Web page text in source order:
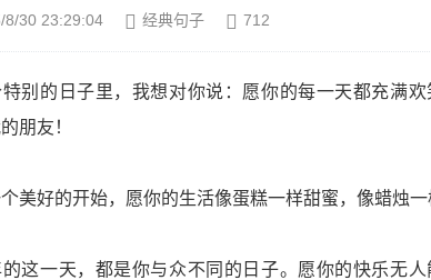
8/30 23:29:04 经典句子 712
别的日子里，我想对你说：愿你的每一天都充满
朋友！
美好的开始，愿你的生活像蛋糕一样甜蜜，像蜡烛一
这一天，都是你与众不同的日子。愿你的快乐无